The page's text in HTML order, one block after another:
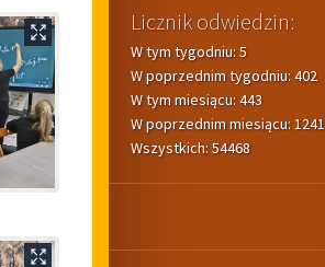
Licznik odwiedzin:
W tym tygodniu: 5
W poprzednim tygodniu: 402
W tym miesiącu: 443
W poprzednim miesiącu: 1241
Wszystkich: 54468